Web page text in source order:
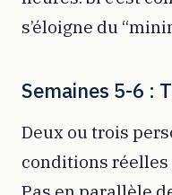
s’éloigne du
Semaines 5-6 :
Deux ou trois
conditions